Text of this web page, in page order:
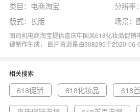
类目：电商淘宝
分辨率
版式：长版
场景：
图司机电商淘宝提供喜庆中国风618化妆品促销
键制作生成， 图片资源是由308295于2020-06-01T11:45:16+08:00传的作
国风, 618主题。 主要用于PC端店铺首页行业，为您推荐与喜庆中国风618
化妆品促销电商首页相关的专题618促销, 618化
模板资源。
相关搜索
618促销 618化妆品 618